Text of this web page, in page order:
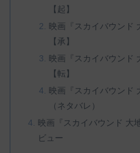
【起】
映画『スカイバウンド
【承】
映画『スカイバウンド
【転】
映画『スカイバウンド
（ネタバレ）
映画『スカイバウンド 大
ビュー